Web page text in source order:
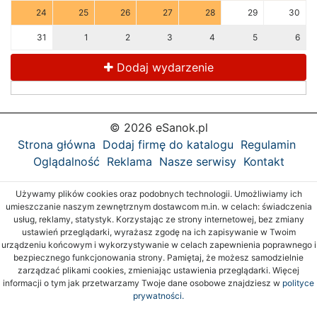
24 25 26 27 28 29 30
31 1 2 3 4 5 6
Dodaj wydarzenie
© 2026 eSanok.pl
Strona główna Dodaj firmę do katalogu Regulamin
Oglądalność Reklama Nasze serwisy Kontakt
Używamy plików cookies oraz podobnych technologii. Umożliwiamy ich
umieszczanie naszym zewnętrznym dostawcom m.in. w celach: świadczenia
usług, reklamy, statystyk. Korzystając ze strony internetowej, bez zmiany
ustawień przeglądarki, wyrażasz zgodę na ich zapisywanie w Twoim
urządzeniu końcowym i wykorzystywanie w celach zapewnienia poprawnego i
bezpiecznego funkcjonowania strony. Pamiętaj, że możesz samodzielnie
zarządzać plikami cookies, zmieniając ustawienia przeglądarki. Więcej
informacji o tym jak przetwarzamy Twoje dane osobowe znajdziesz w polityce
prywatności.